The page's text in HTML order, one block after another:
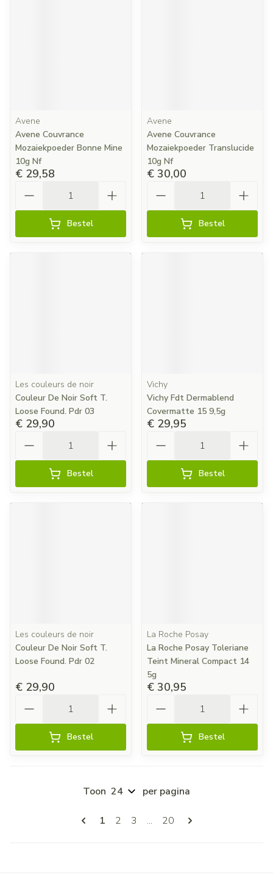
Avene
Avene Couvrance
Mozaiekpoeder Bonne Mine
10g Nf
€ 29,58
Bestel
Avene
Avene Couvrance
Mozaiekpoeder Translucide
10g Nf
€ 30,00
Bestel
Les couleurs de noir
Couleur De Noir Soft T.
Loose Found. Pdr 03
€ 29,90
Bestel
Vichy
Vichy Fdt Dermablend
Covermatte 15 9,5g
€ 29,95
Bestel
Les couleurs de noir
Couleur De Noir Soft T.
Loose Found. Pdr 02
€ 29,90
Bestel
La Roche Posay
La Roche Posay Toleriane
Teint Mineral Compact 14
5g
€ 30,95
Bestel
Pagina's
U lees momenteel pagina
1 Pagina
2 Pagina
3 ... Pagina
20
Toon per pagina